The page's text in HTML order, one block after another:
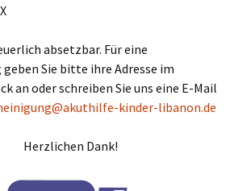
absetzbar. Für eine
Sie bitte ihre Adresse im
an oder schreiben Sie uns eine E-Mail
kinder-libanon.de
Herzlichen Dank!